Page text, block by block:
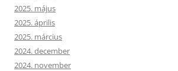
2025. május
2025. április
2025. március
2024. december
2024. november